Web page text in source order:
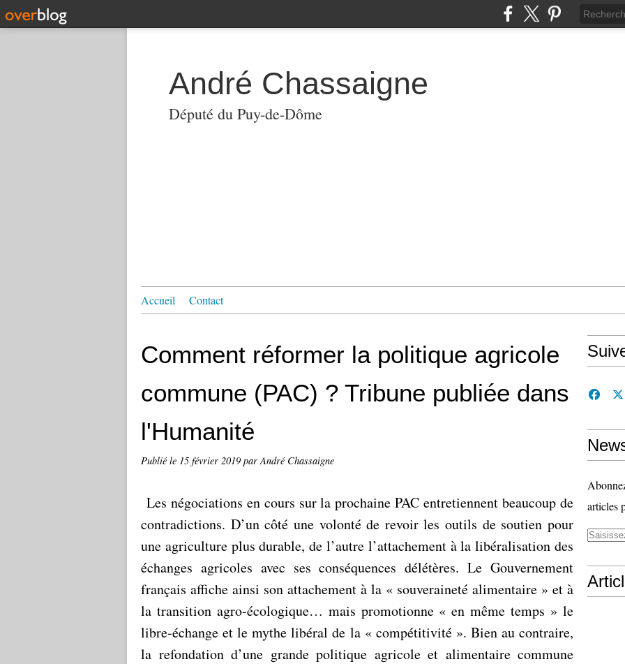
André Chassaigne
Député du Puy-de-Dôme
Accueil Contact
Comment réformer la politique agricole
commune (PAC) ? Tribune publiée dans
l'Humanité
Publié le 15 février 2019 par André Chassaigne
Les négociations en cours sur la prochaine PAC entretiennent beaucoup de
contradictions. D’un côté une volonté de revoir les outils de soutien pour
une agriculture plus durable, de l’autre l’attachement à la libéralisation des
échanges agricoles avec ses conséquences délétères. Le Gouvernement
français affiche ainsi son attachement à la « souveraineté alimentaire » et à
la transition agro-écologique… mais promotionne « en même temps » le
libre-échange et le mythe libéral de la « compétitivité ». Bien au contraire,
la refondation d’une grande politique agricole et alimentaire commune
articles